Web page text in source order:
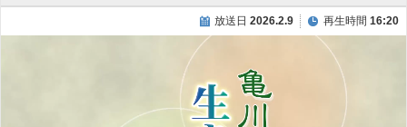
放送日 2026.2.9 再生時間 16:20